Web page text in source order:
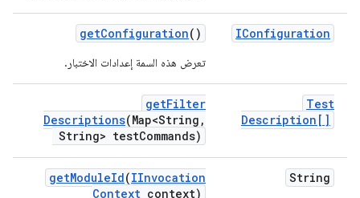
IConfiguration
getConfiguration()
تعرض هذه السمة إعدادات الاختبار.
Test
Description[]
getFilter
Descriptions(Map<String ,
String> testCommands)
String
getModuleId(IInvocation
Context context)